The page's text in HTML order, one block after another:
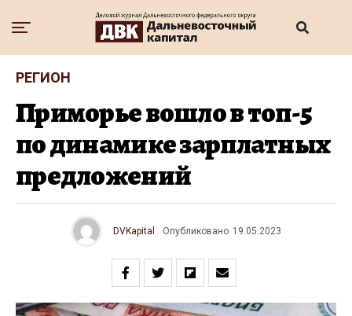
РЕГИОН
Приморье вошло в топ-5
по динамике зарплатных
предложений
DVKapital Опубликовано 19.05.2023